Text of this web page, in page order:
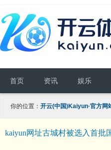
首页 资讯 娱乐
你的位置： 开云(中国)Kaiyun·官方网
kaiyun网址古城村被选入首批